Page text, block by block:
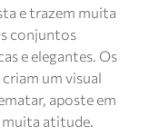
e trazem muita
conjuntos
e elegantes. Os
um visual
aposte em
muita atitude.